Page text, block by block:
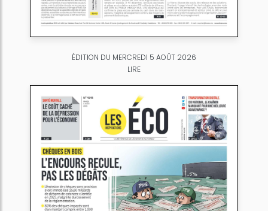
ÉDITION DU MERCREDI 5 AOÛT 2026
LIRE